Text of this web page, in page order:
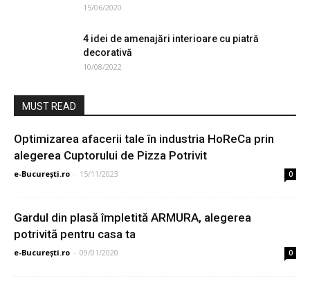
15/06/2020
4 idei de amenajări interioare cu piatră
decorativă
10/08/2022
MUST READ
Optimizarea afacerii tale în industria HoReCa prin
alegerea Cuptorului de Pizza Potrivit
e-București.ro - 15/11/2023 0
Gardul din plasă împletită ARMURA, alegerea
potrivită pentru casa ta
e-București.ro - 09/01/2020 0